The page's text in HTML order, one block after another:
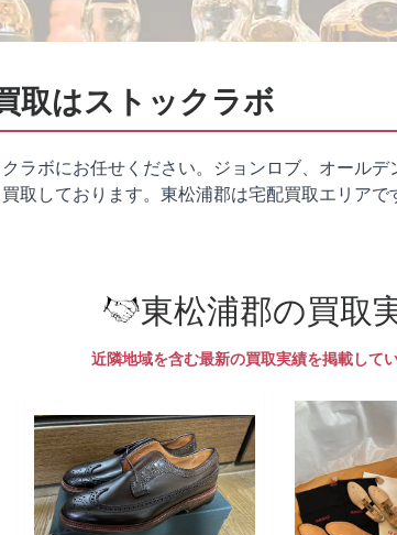
取はストックラボ
ラボにお任せください。ジョンロブ、オール
取しております。東松浦郡は宅配買取エリアで
東松浦郡の買取
近隣地域を含む最新の買取実績を掲載して